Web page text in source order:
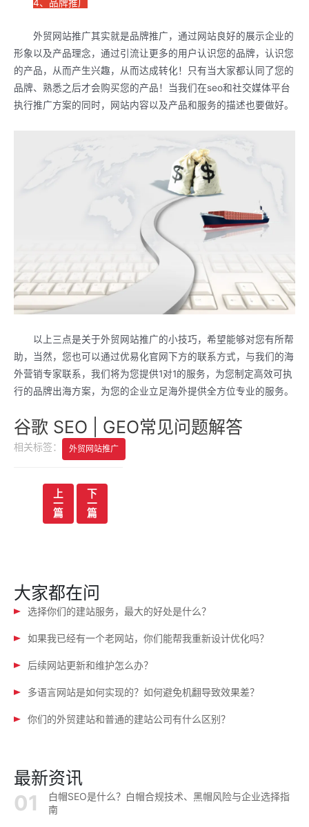
4、品牌推广
外贸网站推广其实就是品牌推广，通过网站良好的展示企业的
形象以及产品理念，通过引流让更多的用户认识您的品牌，认识您
的产品，从而产生兴趣，从而达成转化！只有当大家都认同了您的
品牌、熟悉之后才会购买您的产品！当我们在seo和社交媒体平台
执行推广方案的同时，网站内容以及产品和服务的描述也要做好。
以上三点是关于外贸网站推广的小技巧，希望能够对您有所帮
助，当然，您也可以通过优易化官网下方的联系方式，与我们的海
外营销专家联系，我们将为您提供1对1的服务，为您制定高效可执
行的品牌出海方案，为您的企业立足海外提供全方位专业的服务。
谷歌 SEO | GEO常见问题解答
相关标签： 外贸网站推广
上
一
篇
下
一
篇
大家都在问
选择你们的建站服务，最大的好处是什么？
如果我已经有一个老网站，你们能帮我重新设计优化吗？
后续网站更新和维护怎么办？
多语言网站是如何实现的？如何避免机翻导致效果差？
你们的外贸建站和普通的建站公司有什么区别？
最新资讯
白帽SEO是什么？白帽合规技术、黑帽风险与企业选择指
南